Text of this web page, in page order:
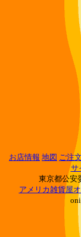
みんなのほ
お店情報 地図 ご注
サ
東京都公
アメリカ雑貨屋